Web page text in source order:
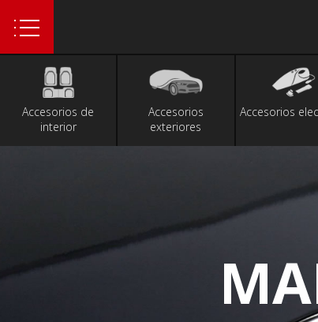
Accesorios de
interior
Accesorios
exteriores
Accesorios